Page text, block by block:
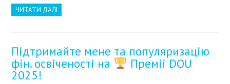
ЧИТАТИ ДАЛІ
Підтримайте мене та популяризацію
фін. освіченості на
Премії DOU
2025!